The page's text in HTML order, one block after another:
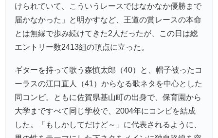
けられていて、こういうレースではなかなか優勝まで
届かなかった」と明かすなど、王道の賞レースの本命
とは無縁で歩み続けてきた2人だったが、この日は総
エントリー数2413組の頂点に立った。
ギターを持って歌う森慎太郎（40）と、帽子被ったコ
ーラスの江口直人（41）からなる歌ネタを中心とした
同コンビ。ともに佐賀県基山町の出身で、保育園から
大学まですべて同じ学校で、2004年にコンビを結成
した。「もしかしてだけど～」に代表されるように、